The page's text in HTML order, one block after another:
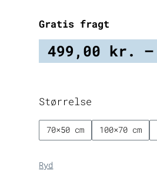
Gratis fragt
499,00 kr. –
Størrelse
70×50 cm 100×70 cm
Ryd